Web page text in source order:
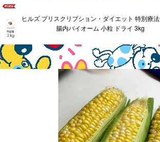
ヒルズ プリスクリプション・ダイエット 特別療
腸内バイオーム 小粒 ドライ 3kg